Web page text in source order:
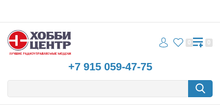
+7 915 059-47-75
0 0